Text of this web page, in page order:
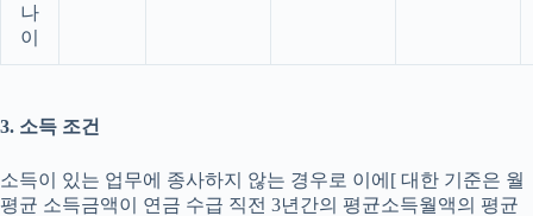
나
이
3. 소득 조건
소득이 있는 업무에 종사하지 않는 경우로 이에[ 대한 기준은 월
평균 소득금액이 연금 수급 직전 3년간의 평균소득월액의 평균